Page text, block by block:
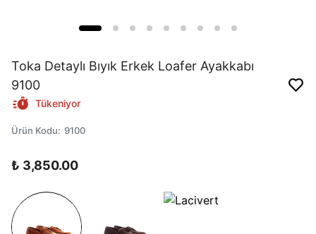
Toka Detaylı Bıyık Erkek Loafer Ayakkabı
9100
Tükeniyor
Ürün Kodu: 9100
₺ 3,850.00